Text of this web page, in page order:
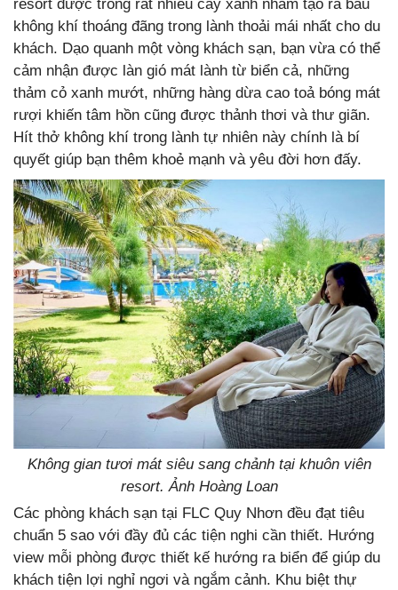
resort được trồng rất nhiều cây xanh nhằm tạo ra bầu
không khí thoáng đãng trong lành thoải mái nhất cho du
khách. Dạo quanh một vòng khách sạn, bạn vừa có thể
cảm nhận được làn gió mát lành từ biển cả, những
thảm cỏ xanh mướt, những hàng dừa cao toả bóng mát
rượi khiến tâm hồn cũng được thảnh thơi và thư giãn.
Hít thở không khí trong lành tự nhiên này chính là bí
quyết giúp bạn thêm khoẻ mạnh và yêu đời hơn đấy.
Không gian tươi mát siêu sang chảnh tại khuôn viên
resort. Ảnh Hoàng Loan
Các phòng khách sạn tại FLC Quy Nhơn đều đạt tiêu
chuẩn 5 sao với đầy đủ các tiện nghi cần thiết. Hướng
view mỗi phòng được thiết kế hướng ra biển để giúp du
khách tiện lợi nghỉ ngơi và ngắm cảnh. Khu biệt thự